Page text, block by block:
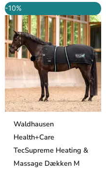
-10%
Waldhausen
Health+Care
TecSupreme Heating &
Massage Dækken M
oprindelige
pris
var:
kr. 2.499,95.
Den
pris
er:
kr.